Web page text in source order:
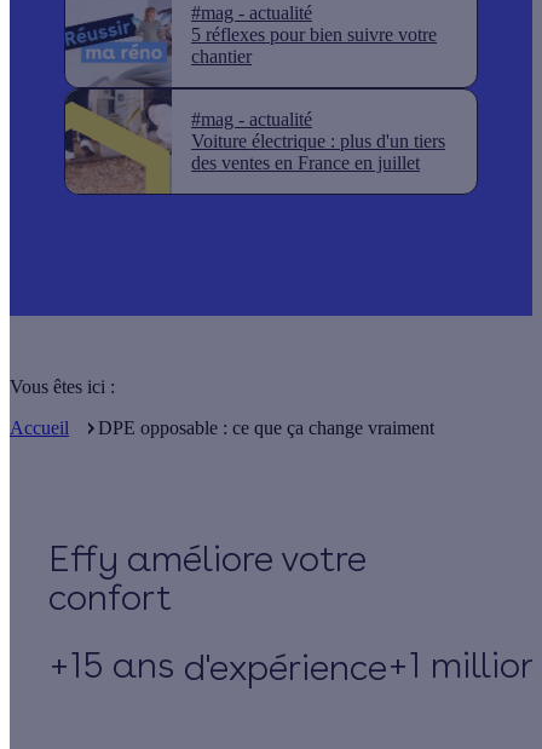
#mag - actualité
5 réflexes pour bien suivre votre
chantier
#mag - actualité
Voiture électrique : plus d'un tiers
des ventes en France en juillet
Vous êtes ici :
Accueil
DPE opposable : ce que ça change vraiment
Effy
+15 ans d'expérience+1